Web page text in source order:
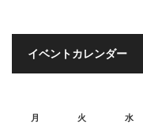
イベントカレンダー
月
火 水